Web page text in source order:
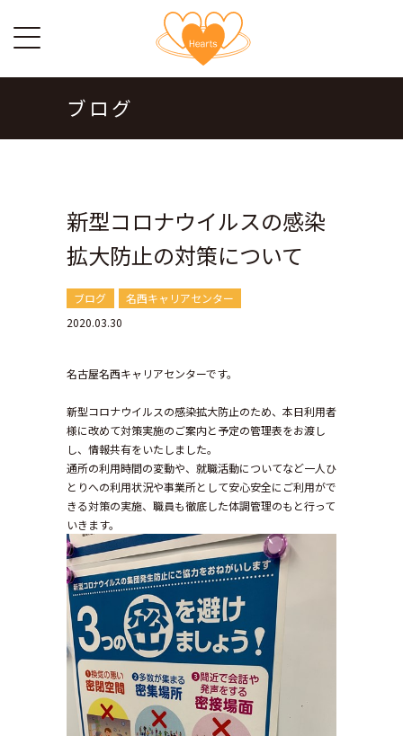
ブログ
新型コロナウイルスの感染
拡大防止の対策について
ブログ
名西キャリアセンター
2020.03.30
名古屋名西キャリアセンターです。
新型コロナウイルスの感染拡大防止のため、本日利用者
様に改めて対策実施のご案内と予定の管理表をお渡し
し、情報共有をいたしました。
通所の利用時間の変動や、就職活動についてなど一人ひ
とりへの利用状況や事業所として安心安全にご利用がで
きる対策の実施、職員も徹底した体調管理のもと行って
いきます。